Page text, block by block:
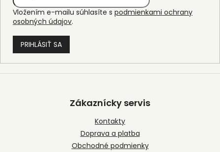
Vložením e-mailu súhlasíte s podmienkami ochrany
osobných údajov.
PRIHLÁSIŤ SA
Z
Zákaznícky servis
Kontakty
Doprava a platba
Obchodné podmienky